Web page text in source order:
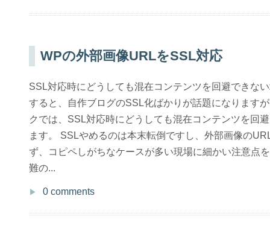
WPの外部画像URLをSSL対応
SSL対応時にどうしても混在コンテンツを回避できな
すると、自作ブログのSSL化ばかりが話題になります
クでは、SSL対応時にどうしても混在コンテンツを回
ます。 SSLやめるのは本末転倒ですし、外部画像の
ず、コピペしがちなケースが多い現場に細かい注意点
難の...
0 comments